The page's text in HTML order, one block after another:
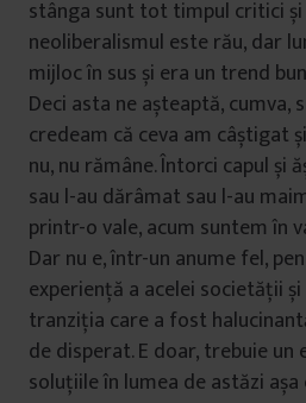
stânga sunt tot timpul critici
neoliberalismul este rău, dar
mijloc în sus și era un trend
Deci asta ne așteaptă, cumva,
credeam că ceva am câștigat
nu, nu rămâne. Întorci capul și
sau l-au dărâmat sau l-au
printr-o vale, acum suntem în
Dar nu e, într-un anume fel,
experiență a acelei societății
tranziția care a fost
de disperat. E doar, trebuie
soluțiile în lumea de astăzi așa